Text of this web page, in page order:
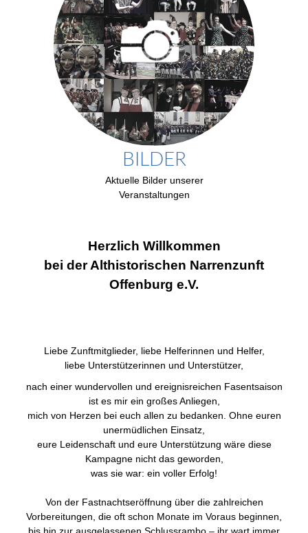
BILDER
Aktuelle Bilder unserer
Veranstaltungen
Herzlich Willkommen
bei der Althistorischen Narrenzunft
Offenburg e.V.
Liebe Zunftmitglieder, liebe Helferinnen und Helfer,
liebe Unterstützerinnen und Unterstützer,
nach einer wundervollen und ereignisreichen Fasentsaison
ist es mir ein großes Anliegen,
mich von Herzen bei euch allen zu bedanken. Ohne euren
unermüdlichen Einsatz,
eure Leidenschaft und eure Unterstützung wäre diese
Kampagne nicht das geworden,
was sie war: ein voller Erfolg!
Von der Fastnachtseröffnung über die zahlreichen
Vorbereitungen, die oft schon Monate im Voraus beginnen,